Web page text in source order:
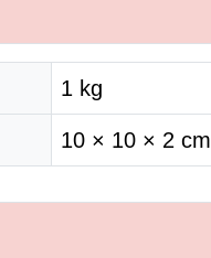
1 kg
10 × 10 × 2 cm